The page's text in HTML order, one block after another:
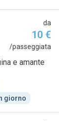
da
10 €
/passeggiata
e amante
giorno